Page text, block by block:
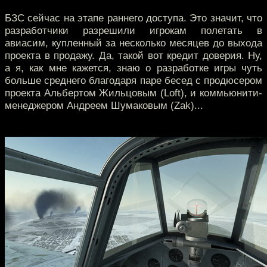
БЗС сейчас на этапе раннего доступа. Это значит, что
разработчики разрешили игрокам полетать в
авиасим, купленный за несколько месяцев до выхода
проекта в продажу. Да, такой вот кредит доверия. Ну,
а я, как мне кажется, знаю о разработке игры чуть
больше среднего благодаря паре бесед с продюсером
проекта Альбертом Жильцовым (Loft), и коммьюнити-
менеджером Андреем Шумаковым (Zak)...